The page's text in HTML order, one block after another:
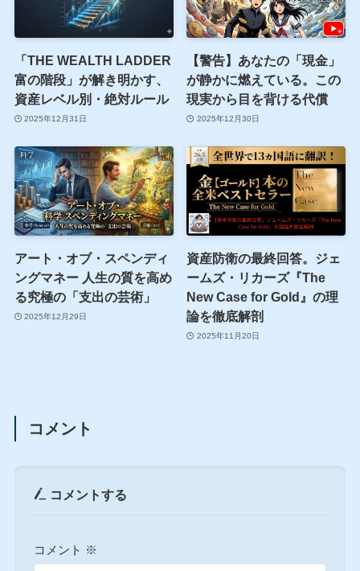
「THE WEALTH LADDER
富の階段」が解き明かす、
資産レベル別・絶対ルール
2025年12月31日
【警告】あなたの「現金」
が静かに燃えている。この
現実から目を背ける代償
2025年12月30日
アート・オブ・スペンディ
ングマネー 人生の質を高め
る究極の「支出の芸術」
2025年12月29日
資産防衛の最終回答。ジェ
ームズ・リカーズ『The
New Case for Gold』の理
論を徹底解剖
2025年11月20日
コメント
コメントする
コメント ※